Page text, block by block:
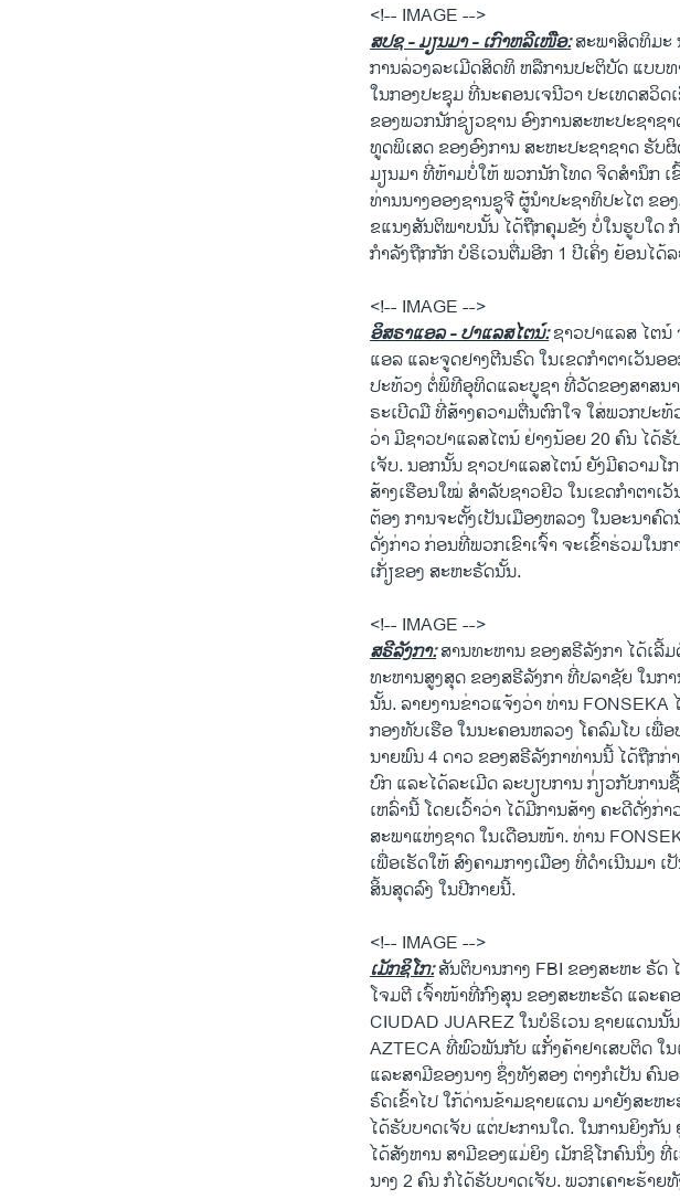
<!-- IMAGE -->
ສປຊ - ມຽນມາ - ເກົາຫລີເໜືອ:ສະພາສິດທິມະ
ການລ່ວງລະເມີດສິດທິ ຫລືການປະຕິບັດ ແບບ
ໃນກອງປະຊຸມ ທີ່ນະຄອນເຈນີວາ ປະເທດສວິ
ຂອງພວກນັກຊ່ຽວຊານ ອົງການສະຫະປະຊາຊ
ທູດພິເສດ ຂອງອົງການ ສະຫະປະຊາຊາດ ຮັບ
ມຽນມາ ທີ່ຫ້າມບໍ່ໃຫ້ ພວກນັກໂທດ ຈິດສຳນຶກ
ທ່ານນາງອອງຊານຊູຈີ ຜູ້ນຳປະຊາທິປະໄຕ ຂອ
ຂແນງສັນຕິພາບນັ້ນ ໄດ້ຖືກຄຸມຂັງ ບໍ່ໃນຮູບໃດ
ກຳລັງຖືກກັກ ບໍຣິເວນຕື່ມອີກ 1 ປີເຄິ່ງ ຍ້ອນໄດ້
<!-- IMAGE -->
ອິສຣາແອລ - ປາແລສໄຕນ໌:ຊາວປາແລສ ໄຕນ໌
ແອລ ແລະຈູດຢາງຕີນຣົດ ໃນເຂດກຳຕາເວັນ
ປະທ້ວງ ຕໍ່ພິທີອຸທິດແລະບູຊາ ທີ່ວັດຂອງສາສນ
ຣະເບີດມື ທີ່ສ້າງຄວາມຕື່ນຕົກໃຈ ໃສ່ພວກປະ
ວ່າ ມີຊາວປາແລສໄຕນ໌ ຢ່າງນ້ອຍ 20 ຄົນ ໄດ້
ເຈັບ. ນອກນັ້ນ ຊາວປາແລສໄຕນ໌ ຍັງມີຄວາມ
ສ້າງເຮືອນໃໝ່ ສຳລັບຊາວຢິວ ໃນເຂດກຳຕາເ
ຕ້ອງ ການຈະຕັ້ງເປັນເມືອງຫລວງ ໃນອະນາ
ດັ່ງກ່າວ ກ່ອນທີ່ພວກເຂົາເຈົ້າ ຈະເຂົ້າຮ່ວມ​ ໃ
ເກັ່ຽຂອງ ສະຫະຣັດນັ້ນ.
<!-- IMAGE -->
ສຣີລັງກາ:ສານທະຫານ ຂອງສຣີລັງກາ​ ໄດ້ເລີ້
ທະຫານສູງສຸດ ຂອງສຣີລັງກາ ທີ່ປລາຊັຍ ໃນກ
ນັ້ນ. ລາຍງານຂ່າວແຈ້ງວ່າ ທ່ານ
ກອງທັບເຮືອ ໃນນະຄອນຫລວງ ໂຄລົມໂບ ເພື່
ນາຍພົນ 4 ດາວ ຂອງສຣີລັງກາທ່ານນີ້ ໄດ້ຖືກກ່
ບົກ ແລະໄດ້ລະເມີດ ລະບຽບການ ກ່່ຽວກັບກາ
ເຫລົ່ານີ້ ໂດຍເວົ້າວ່າ ໄດ້ມີການສ້າງ ຄະດີດັ່ງ
ສະພາແຫ່ງຊາດ ໃນເດືອນໜ້າ. ທ່ານ
ເພື່ອເຮັດໃຫ້ ສົງຄາມກາງເມືອງ ທີ່ດຳເນີນມາ
ສິ້ນສຸດລົງ ໃນປີກາຍນີ້.
<!-- IMAGE -->
ເມັກຊິໂກ:ສັນຕິບານກາງ FBI ຂອງສະຫະ ຣັດ
ໂຈມຕີ ເຈົ້າໜ້າທີ່ກົງສຸນ ຂອງສະຫະຣັດ ແລະຄ
CIUDAD JUAREZ ໃນບໍຣິເວນ ຊາຍແດນ
AZTECA ທີ່ພົວພັນກັບ ແກັ໋ງຄ້າຢາເສບຕິດ ​ໃ
ແລະສາມີຂອງນາງ ຊຶ່ງທັງສອງ ຕ່າງກໍເປັນ ຄົ
ຣົດ​ເຂົ້າ​ໄປ ໃກ້ດ່ານຂ້າມຊາຍແດນ ມາຍັງສະ
ໄດ້ຮັບບາດເຈັບ ແຕ່ປະການໃດ. ໃນການຍິງກັ
ໄດ້ສັງຫານ ສາມີຂອງແມ່ຍິງ ເມັກຊິໂກຄົນນຶ່ງ
ນາງ 2 ຄົນ ກໍໄດ້ຮັບບາດເຈັບ. ພວກເຄາະຮ້າ